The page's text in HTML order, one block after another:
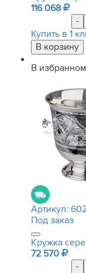
116 068
-
Купить в 1
В избранном
Артикул:
Под заказ
Кружка
72 570
-